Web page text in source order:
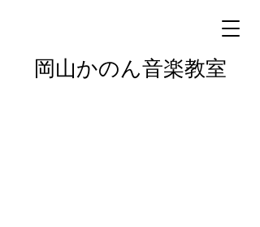
岡山かのん音楽教室